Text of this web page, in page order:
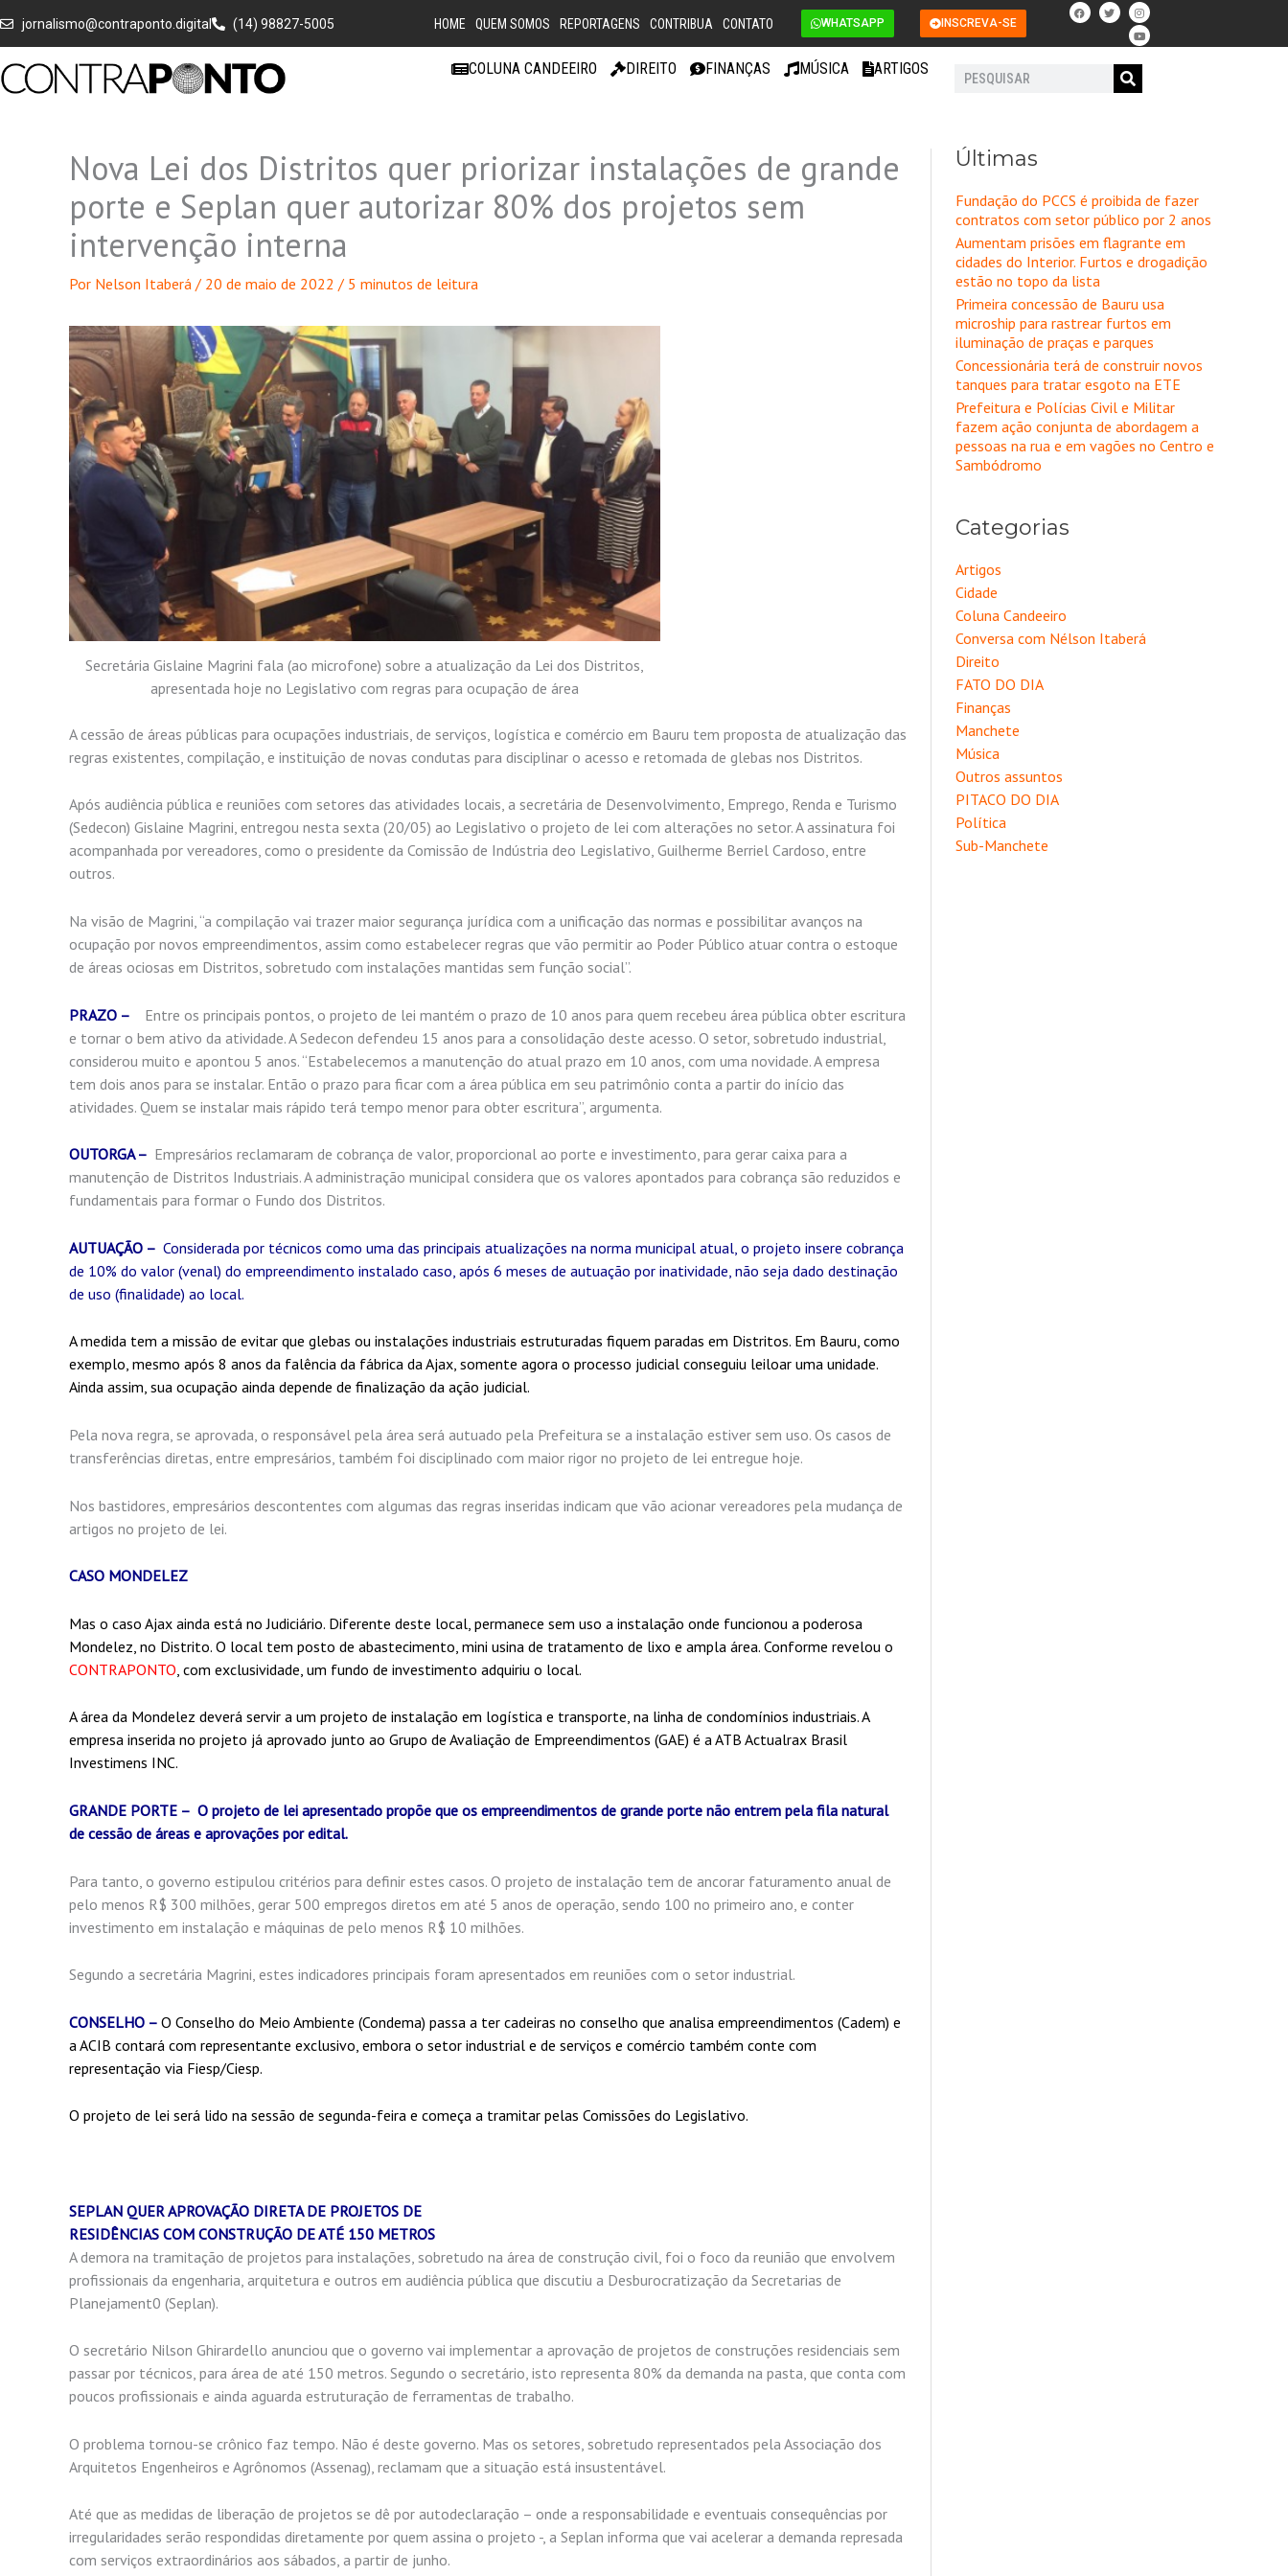
para
conteúdo
jornalismo@contraponto.digital (14) 98827-5005 HOME QUEM SOMOS REPORTAGENS CONTRIBUA CONTATO WHATSAPP INSCREVA-SE
F
a
c
b
T
w
i
t
I
n
s
t
a
r
Y
o
u
t
u
e
COLUNA CANDEEIRO DIREITO FINANÇAS MÚSICA ARTIGOS Pesquisar
Nova Lei dos Distritos quer priorizar instalações de grande
porte e Seplan quer autorizar 80% dos projetos sem
intervenção interna
Por Nelson Itaberá / 20 de maio de 2022 / 5 minutos de leitura
Secretária Gislaine Magrini fala (ao microfone) sobre a atualização da Lei dos Distritos,
apresentada hoje no Legislativo com regras para ocupação de área
A cessão de áreas públicas para ocupações industriais, de serviços, logística e comércio em Bauru tem proposta de atualização das
regras existentes, compilação, e instituição de novas condutas para disciplinar o acesso e retomada de glebas nos Distritos.
Após audiência pública e reuniões com setores das atividades locais, a secretária de Desenvolvimento, Emprego, Renda e Turismo
(Sedecon) Gislaine Magrini, entregou nesta sexta (20/05) ao Legislativo o projeto de lei com alterações no setor. A assinatura foi
acompanhada por vereadores, como o presidente da Comissão de Indústria deo Legislativo, Guilherme Berriel Cardoso, entre
outros.
Na visão de Magrini, “a compilação vai trazer maior segurança jurídica com a unificação das normas e possibilitar avanços na
ocupação por novos empreendimentos, assim como estabelecer regras que vão permitir ao Poder Público atuar contra o estoque
de áreas ociosas em Distritos, sobretudo com instalações mantidas sem função social”.
PRAZO –
Entre os principais pontos, o projeto de lei mantém o prazo de 10 anos para quem recebeu área pública obter escritura
e tornar o bem ativo da atividade. A Sedecon defendeu 15 anos para a consolidação deste acesso. O setor, sobretudo industrial,
considerou muito e apontou 5 anos. “Estabelecemos a manutenção do atual prazo em 10 anos, com uma novidade. A empresa
tem dois anos para se instalar. Então o prazo para ficar com a área pública em seu patrimônio conta a partir do início das
atividades. Quem se instalar mais rápido terá tempo menor para obter escritura”, argumenta.
OUTORGA – Empresários reclamaram de cobrança de valor, proporcional ao porte e investimento, para gerar caixa para a
manutenção de Distritos Industriais. A administração municipal considera que os valores apontados para cobrança são reduzidos e
fundamentais para formar o Fundo dos Distritos.
AUTUAÇÃO – Considerada por técnicos como uma das principais atualizações na norma municipal atual, o projeto insere cobrança
de 10% do valor (venal) do empreendimento instalado caso, após 6 meses de autuação por inatividade, não seja dado destinação
de uso (finalidade) ao local.
A medida tem a missão de evitar que glebas ou instalações industriais estruturadas fiquem paradas em Distritos. Em Bauru, como
exemplo, mesmo após 8 anos da falência da fábrica da Ajax, somente agora o processo judicial conseguiu leiloar uma unidade.
Ainda assim, sua ocupação ainda depende de finalização da ação judicial.
Pela nova regra, se aprovada, o responsável pela área será autuado pela Prefeitura se a instalação estiver sem uso. Os casos de
transferências diretas, entre empresários, também foi disciplinado com maior rigor no projeto de lei entregue hoje.
Nos bastidores, empresários descontentes com algumas das regras inseridas indicam que vão acionar vereadores pela mudança de
artigos no projeto de lei.
CASO MONDELEZ
Mas o caso Ajax ainda está no Judiciário. Diferente deste local, permanece sem uso a instalação onde funcionou a poderosa
Mondelez, no Distrito. O local tem posto de abastecimento, mini usina de tratamento de lixo e ampla área. Conforme revelou o
CONTRAPONTO , com exclusividade, um fundo de investimento adquiriu o local.
A área da Mondelez deverá servir a um projeto de instalação em logística e transporte, na linha de condomínios industriais. A
empresa inserida no projeto já aprovado junto ao Grupo de Avaliação de Empreendimentos (GAE) é a ATB Actualrax Brasil
Investimens INC.
GRANDE PORTE – O projeto de lei apresentado propõe que os empreendimentos de grande porte não entrem pela fila natural
de cessão de áreas e aprovações por edital.
Para tanto, o governo estipulou critérios para definir estes casos. O projeto de instalação tem de ancorar faturamento anual de
pelo menos R$ 300 milhões, gerar 500 empregos diretos em até 5 anos de operação, sendo 100 no primeiro ano, e conter
investimento em instalação e máquinas de pelo menos R$ 10 milhões.
Segundo a secretária Magrini, estes indicadores principais foram apresentados em reuniões com o setor industrial.
CONSELHO – O Conselho do Meio Ambiente (Condema) passa a ter cadeiras no conselho que analisa empreendimentos (Cadem) e
a ACIB contará com representante exclusivo, embora o setor industrial e de serviços e comércio também conte com
representação via Fiesp/Ciesp.
O projeto de lei será lido na sessão de segunda-feira e começa a tramitar pelas Comissões do Legislativo.
SEPLAN QUER APROVAÇÃO DIRETA DE PROJETOS DE
RESIDÊNCIAS COM CONSTRUÇÃO DE ATÉ 150 METROS
A demora na tramitação de projetos para instalações, sobretudo na área de construção civil, foi o foco da reunião que envolvem
profissionais da engenharia, arquitetura e outros em audiência pública que discutiu a Desburocratização da Secretarias de
Planejament0 (Seplan).
O secretário Nilson Ghirardello anunciou que o governo vai implementar a aprovação de projetos de construções residenciais sem
passar por técnicos, para área de até 150 metros. Segundo o secretário, isto representa 80% da demanda na pasta, que conta com
poucos profissionais e ainda aguarda estruturação de ferramentas de trabalho.
O problema tornou-se crônico faz tempo. Não é deste governo. Mas os setores, sobretudo representados pela Associação dos
Arquitetos Engenheiros e Agrônomos (Assenag), reclamam que a situação está insustentável.
Até que as medidas de liberação de projetos se dê por autodeclaração – onde a responsabilidade e eventuais consequências por
irregularidades serão respondidas diretamente por quem assina o projeto -, a Seplan informa que vai acelerar a demanda represada
com serviços extraordinários aos sábados, a partir de junho.
Últimas
Fundação do PCCS é proibida de fazer
contratos com setor público por 2 anos
Aumentam prisões em flagrante em
cidades do Interior. Furtos e drogadição
estão no topo da lista
Primeira concessão de Bauru usa
microship para rastrear furtos em
iluminação de praças e parques
Concessionária terá de construir novos
tanques para tratar esgoto na ETE
Prefeitura e Polícias Civil e Militar
fazem ação conjunta de abordagem a
pessoas na rua e em vagões no Centro e
Sambódromo
Categorias
Artigos
Cidade
Coluna Candeeiro
Conversa com Nélson Itaberá
Direito
FATO DO DIA
Finanças
Manchete
Música
Outros assuntos
PITACO DO DIA
Política
Sub-Manchete